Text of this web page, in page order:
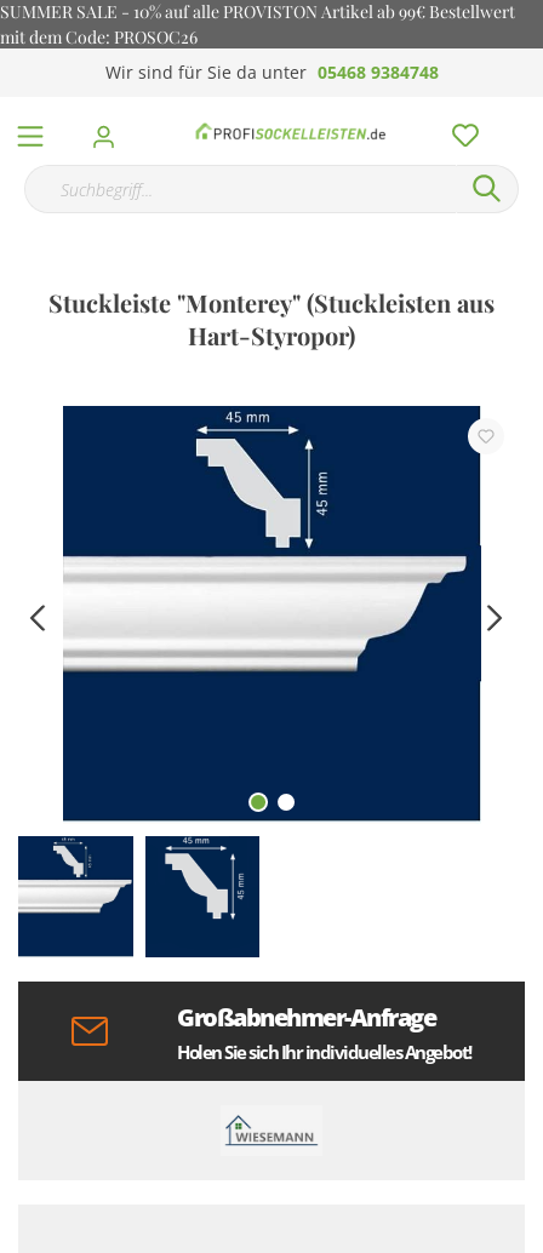
SUMMER SALE - 10% auf alle PROVISTON Artikel ab 99€ Bestellwert
mit dem Code: PROSOC26
Wir sind für Sie da unter 05468 9384748
Stuckleiste "Monterey" (Stuckleisten aus
Hart-Styropor)
Großabnehmer-Anfrage
Holen Sie sich Ihr individuelles Angebot!